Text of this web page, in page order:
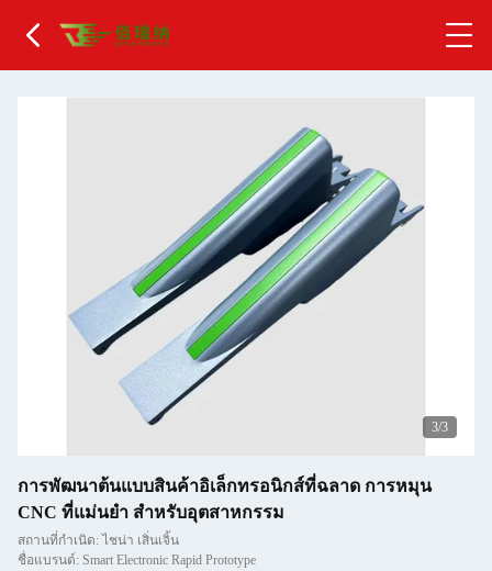
1/3
การพัฒนาต้นแบบสินค้าอิเล็กทรอนิกส์ที่ฉลาด การหมุน
CNC ที่แม่นยํา สําหรับอุตสาหกรรม
สถานที่กำเนิด: ไชน่า เสิ่นเจิ้น
ชื่อแบรนด์: Smart Electronic Rapid Prototype